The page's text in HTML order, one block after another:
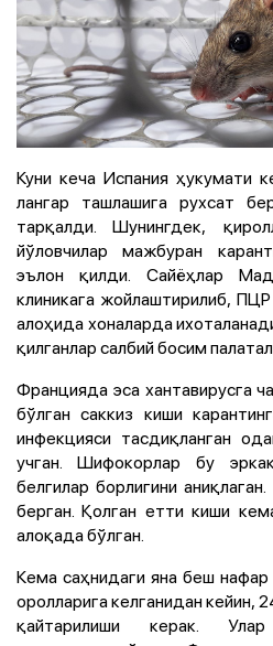
Куни кеча Испания ҳукумати
лангар ташлашига рухсат
тарқалди. Шунингдек,
йўловчилар мажбуран
эълон қилди. Сайёҳлар
клиникага жойлаштирилиб,
алоҳида хоналарда
қилганлар салбий босим
Францияда эса хантавирусга
бўлган саккиз киши
инфекцияси тасдиқланган
учган. Шифокорлар бу
белгилар борлигини
берган. Қолган етти киши
алоқада бўлган.
Кема саҳнидаги яна беш
оролларига келганидан кейин,
қайтарилиши керак.